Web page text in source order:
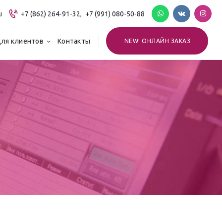
+7 (862) 264-91-32, +7 (991) 080-50-88
клиентов Контакты NEW! ОНЛАЙН ЗАКАЗ